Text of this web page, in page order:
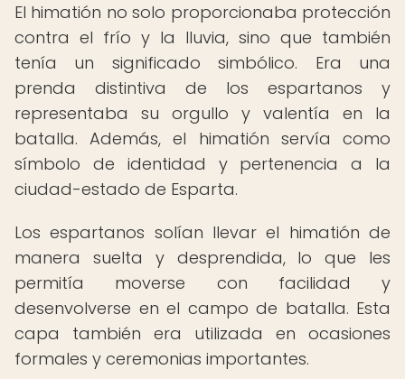
El himatión no solo proporcionaba protección
contra el frío y la lluvia, sino que también
tenía un significado simbólico. Era una
prenda distintiva de los espartanos y
representaba su orgullo y valentía en la
batalla. Además, el himatión servía como
símbolo de identidad y pertenencia a la
ciudad-estado de Esparta.
Los espartanos solían llevar el himatión de
manera suelta y desprendida, lo que les
permitía moverse con facilidad y
desenvolverse en el campo de batalla. Esta
capa también era utilizada en ocasiones
formales y ceremonias importantes.